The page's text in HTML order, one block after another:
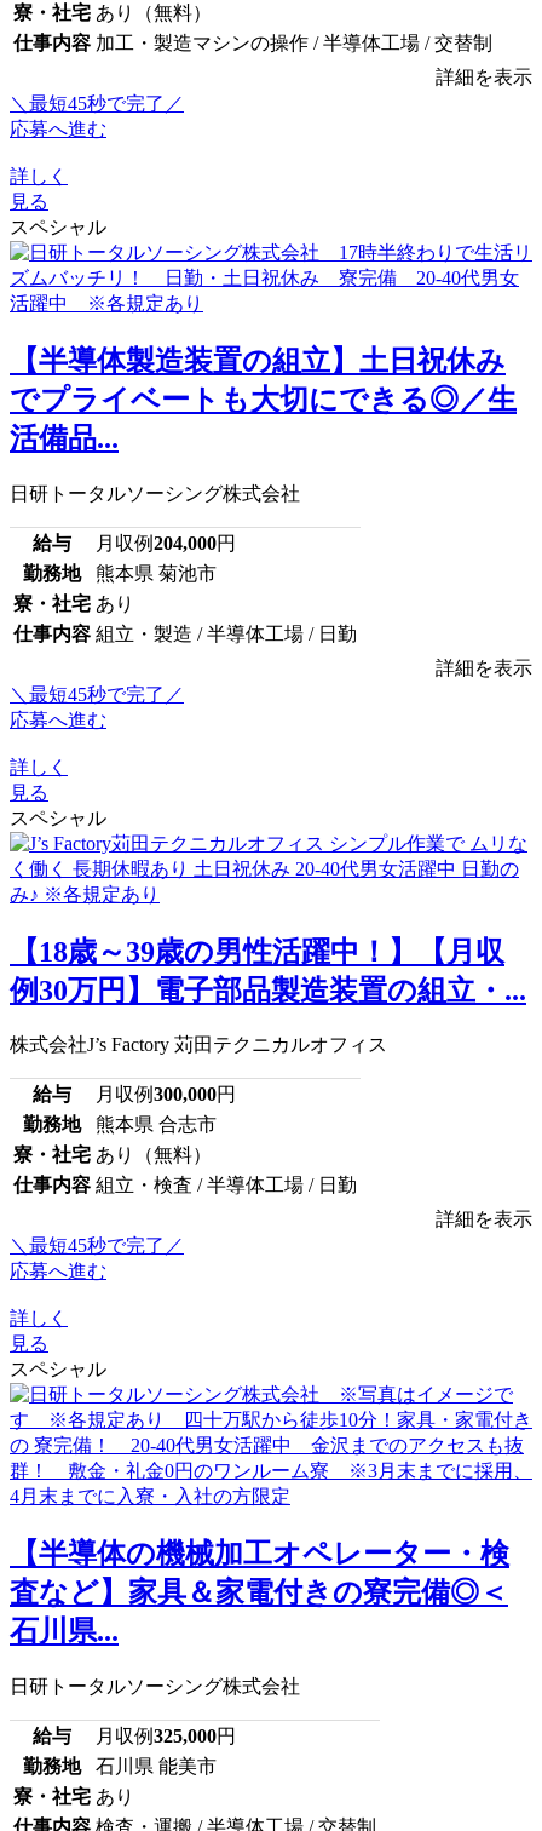
寮・社宅 あり（無料）
仕事内容 加工・製造マシンの操作 / 半導体工場 / 交替制
詳細を表示
＼最短45秒で完了／
応募へ進む
詳しく
見る
スペシャル
【半導体製造装置の組立】土日祝休み
でプライベートも大切にできる◎／生
活備品...
日研トータルソーシング株式会社
給与 月収例204,000円
勤務地
熊本県 菊池市
寮・社宅 あり
仕事内容 組立・製造 / 半導体工場 / 日勤
詳細を表示
＼最短45秒で完了／
応募へ進む
詳しく
見る
スペシャル
【18歳～39歳の男性活躍中！】【月収
例30万円】電子部品製造装置の組立・...
株式会社J’s Factory 苅田テクニカルオフィス
給与 月収例300,000円
勤務地
熊本県 合志市
寮・社宅 あり（無料）
仕事内容 組立・検査 / 半導体工場 / 日勤
詳細を表示
＼最短45秒で完了／
応募へ進む
詳しく
見る
スペシャル
【半導体の機械加工オペレーター・検
査など】家具＆家電付きの寮完備◎＜
石川県...
日研トータルソーシング株式会社
給与 月収例325,000円
勤務地
石川県 能美市
寮・社宅 あり